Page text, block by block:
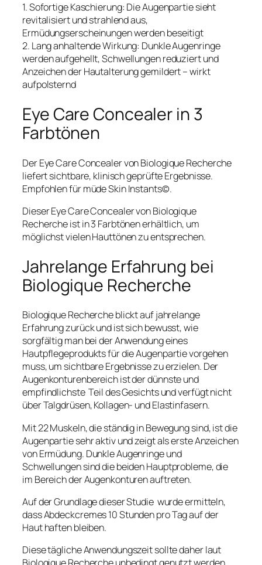
1. Sofortige Kaschierung: Die Augenpartie sieht
revitalisiert und strahlend aus,
Ermüdungserscheinungen werden beseitigt
2. Lang anhaltende Wirkung: Dunkle Augenringe
werden aufgehellt, Schwellungen reduziert und
Anzeichen der Hautalterung gemildert – wirkt
aufpolsternd
Eye Care Concealer in 3
Farbtönen
Der Eye Care Concealer von Biologique Recherche
liefert sichtbare, klinisch geprüfte Ergebnisse.
Empfohlen für müde Skin Instants©.
Dieser Eye Care Concealer von Biologique
Recherche ist in 3 Farbtönen erhältlich, um
möglichst vielen Hauttönen zu entsprechen.
Jahrelange Erfahrung bei
Biologique Recherche
Biologique Recherche blickt auf jahrelange
Erfahrung zurück und ist sich bewusst, wie
sorgfältig man bei der Anwendung eines
Hautpflegeprodukts für die Augenpartie vorgehen
muss, um sichtbare Ergebnisse zu erzielen. Der
Augenkonturenbereich ist der dünnste und
empfindlichste Teil des Gesichts und verfügt nicht
über Talgdrüsen, Kollagen- und Elastinfasern.
Mit 22 Muskeln, die ständig in Bewegung sind, ist die
Augenpartie sehr aktiv und zeigt als erste Anzeichen
von Ermüdung. Dunkle Augenringe und
Schwellungen sind die beiden Hauptprobleme, die
im Bereich der Augenkonturen auftreten.
Auf der Grundlage dieser Studie wurde ermitteln,
dass Abdeckcremes 10 Stunden pro Tag auf der
Haut haften bleiben.
Diese tägliche Anwendungszeit sollte daher laut